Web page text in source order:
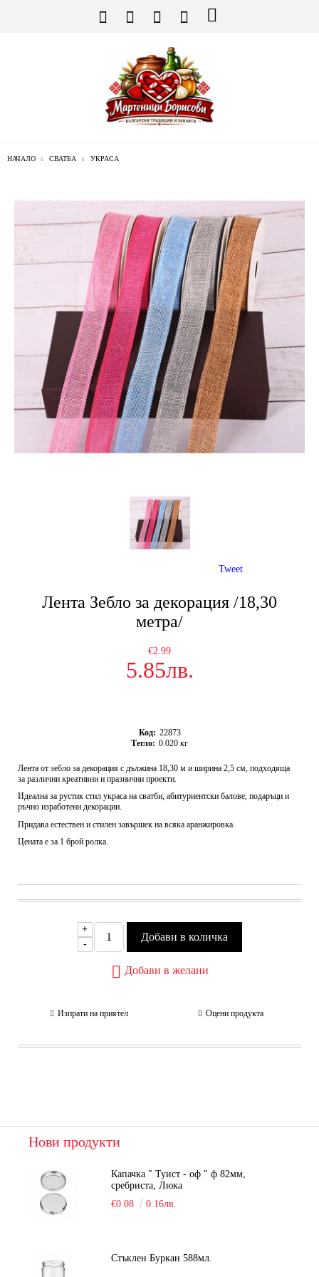
НАЧАЛО СВАТБА УКРАСА
Лента Зебло за декорация /18,30
метра/
€2.99
5.85лв.
Код: 22873
Тегло: 0.020 кг
Лента от зебло за декорация с дължина 18,30 м и ширина 2,5 см, подходяща
за различни креативни и празнични проекти.
Идеална за рустик стил украса на сватби, абитуриентски балове, подаръци и
ръчно изработени декорации.
Придава естествен и стилен завършек на всяка аранжировка.
Цената е за 1 брой ролка.
+
-
Добави в желани
Изпрати на приятел Оцени продукта
Tweet
Нови продукти
Капачка " Туист - оф " ф 82мм,
сребриста, Люка
€0.08
0.16лв.
Стъклен Буркан 588мл.